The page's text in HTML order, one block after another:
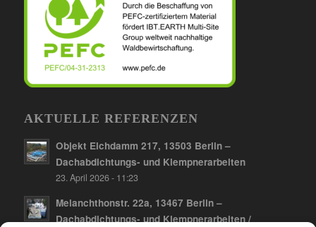
AKTUELLE REFERENZEN
Objekt Elchdamm 217, 13503 Berlin –
Dachabdichtungs- und Klempnerarbeiten
23. April 2026 - 11:23
Melanchthonstr. 22a, 13467 Berlin –
Dachabdichtungs- und Klempnerarbeiten /